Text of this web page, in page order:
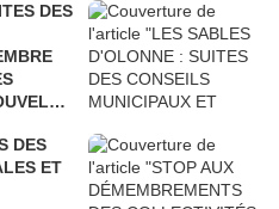
DES
DES
ET